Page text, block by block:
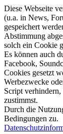
Diese Webseite
(u.a. in News,
gespeichert
Abstimmung
solch ein Cookie
Es können auch
Facebook,
Cookies gesetzt
Werbezwecke
Script verhindern,
zustimmst.
Durch die
Bedingungen zu.